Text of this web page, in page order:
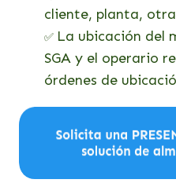
cliente, planta,
✅ La ubicación del
SGA y el operario
órdenes de